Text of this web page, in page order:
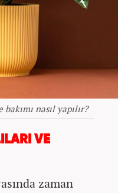
nasıl yapılır?
VE
zaman